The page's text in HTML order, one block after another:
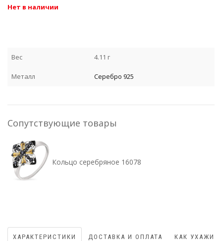
Нет в наличии
Вес 4.11 г
Металл Серебро 925
Сопутствующие товары
Кольцо серебряное 16078
ХАРАКТЕРИСТИКИ ДОСТАВКА И ОПЛАТА КАК